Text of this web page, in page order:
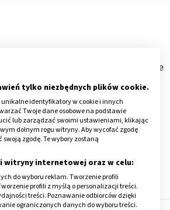
dzieci narażone są na określone
flory bakteryjnej w jelitach.
latach zwracać uwagę na
zaparcia; należy też mieć
na kolejne porody.
tylko niezbędnych plików cookie.
identyfikatory w cookie i innych
Twoje dane osobowe na podstawie
lub zarządzać swoimi ustawieniami, klikając
dolnym rogu witryny. Aby wycofać zgodę
zgodę. Te wybory zostaną
witryny internetowej oraz w celu:
do wyboru reklam. Tworzenie profili
profili z myślą o personalizacji treści.
treści. Poznawanie odbiorców dzięki
ograniczonych danych do wyboru treści.